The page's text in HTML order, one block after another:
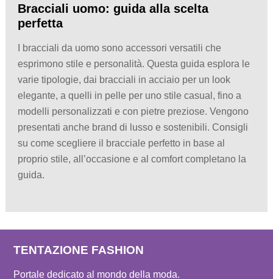
Bracciali uomo: guida alla scelta
perfetta
I bracciali da uomo sono accessori versatili che
esprimono stile e personalità. Questa guida esplora le
varie tipologie, dai bracciali in acciaio per un look
elegante, a quelli in pelle per uno stile casual, fino a
modelli personalizzati e con pietre preziose. Vengono
presentati anche brand di lusso e sostenibili. Consigli
su come scegliere il bracciale perfetto in base al
proprio stile, all’occasione e al comfort completano la
guida.
TENTAZIONE FASHION
Portale dedicato al mondo della moda.